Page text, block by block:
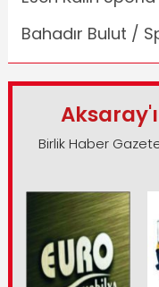
Bahadır Bulut /
Birlik Haber